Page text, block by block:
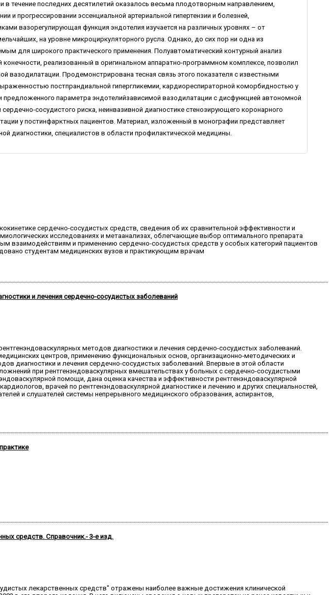
в течение последних десятилетий оказалось весьма плодотворным направлением,
прогрессировании эссенциальной артериальной гипертензии и болезней,
вазорегулирующая функция эндотелия изучается на различных уровнях – от
на уровне микроциркуляторного русла. Однако, до сих пор ни одна из
для широкого практического применения. Полуавтоматический контурный анализ
реализованный в оригинальном аппаратно-программном комплексе, позволил
вазодилатации. Продемонстрирована тесная связь этого показателя с известными
постпрандиальной гипергликемии, кардиореспираторной коморбидностью у
параметра эндотелийзависимой вазодилатации с дисфункцией автономной
сосудистого риска, неинвазивной диагностике стенозирующего коронарного
у постинфарктных пациентов. Материал, изложенный в монографии представляет
диагностики, специалистов в области профилактической медицины.
сердечно-сосудистых средств, сведения об их сравнительной эффективности и
исследованиях и метаанализах, облегчающие выбор оптимального препарата
взаимодействиям и применению сердечно-сосудистых средств у особых категорий пациентов
студентам медицинских вузов и практикующим врачам
и лечения сердечно-сосудистых заболеваний
методов диагностики и лечения сердечно-сосудистых заболеваний.
центров, применению функциональных основ, организационно-методических и
диагностики и лечения сердечно-сосудистых заболеваний. Впервые в этой области
при рентгенэндоваскулярных вмешательствах у больных с сердечно-сосудистыми
помощи, дана оценка качества и эффективности рентгенэндоваскулярной
врачей по рентгенэндоваскулярной диагностике и лечению и других специальностей,
и слушателей системы непрерывного медицинского образования, аспирантов,
средств. Справочник.- 3-е изд.
лекарственных средств" отражены наиболее важные достижения клинической